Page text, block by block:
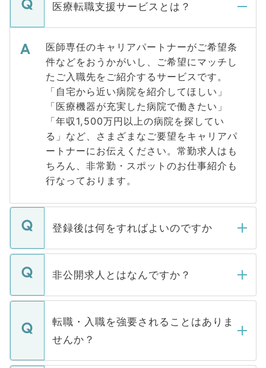
医療転職支援サービスとは？
医師専任のキャリアパートナーがご希望条
件などをおうかがいし、ご希望にマッチし
たご入職先をご紹介するサービスです。
「自宅から近い病院を紹介してほしい」
「医療機器が充実した病院で働きたい」
「年収1,500万円以上の病院を探してい
る」など、さまざまなご要望をキャリアパ
ートナーにお伝えください。常勤求人はも
ちろん、非常勤・スポットのお仕事紹介も
行なっております。
登録後は何をすればよいのですか
ご登録いただきましたら、弊社担当者がご
登録内容を確認し、その後メールもしくは
ます。通常、5営業日以内にはご連絡をせて
いただきますので、しばらくお待ちくださ
非公開求人とはなんですか？
マイナビDOCTORで取り扱っている求人の
うち約3割は、Webサイトからご覧いただ
けない「非公開求人」です。非公開求人は
下記の理由によって、一般には公開してい
ません。
転職・入職を強要されることはありま
せんか？